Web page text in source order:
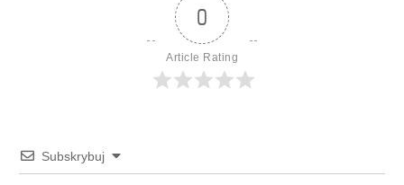
0
Article Rating
Subskrybuj